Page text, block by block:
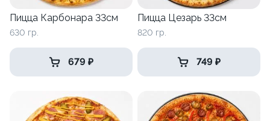
Пицца Карбонара 33см
630 гр.
679 ₽
Пицца Цезарь 33см
820 гр.
749 ₽